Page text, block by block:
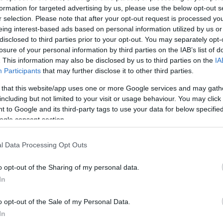
for targeted advertising by us, please use the below opt-out
selection. Please note that after your opt-out request is processed
interest-based ads based on personal information utilized by us
to third parties prior to your opt-out. You may separately
of your personal information by third parties on the IAB’s list of
This information may also be disclosed by us to third parties on the
Participants that may further disclose it to other third parties.
that this website/app uses one or more Google services and may
but not limited to your visit or usage behaviour. You may
to Google and its third-party tags to use your data for below
consent section.
Data Processing Opt Outs
opt-out of the Sharing of my personal data.
opt-out of the Sale of my Personal Data.
λέγοντας ότι αυτό θα συμβεί, έστω και αν υπάρξει
Ουσιαστικά αναφορικά με το τελευταίο, η
γιαύφεση.
δείχνουν να είναι έναν τόνο πιο αισιόδοξοι
Ευρώπη, αφού θεωρούν ότι από το 2023 θα
στο προσχέδιο του προϋπολογισμού, που
τη προσεχή Δευτέρα, η πρόβλεψη για τούψος
σημαντικά χαμηλότερη